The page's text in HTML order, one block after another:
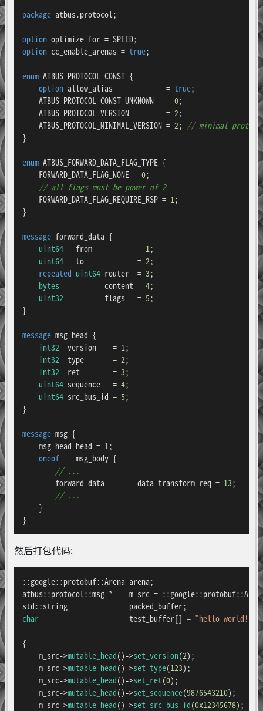
package atbus.protocol;
option
option cc_enable_arenas = true;
enum ATBUS_PROTOCOL_CONST {
option allow_alias             = true;
    ATBUS_PROTOCOL_CONST_UNKNOWN   =
0;
    ATBUS_PROTOCOL_VERSION         =
2;
    ATBUS_PROTOCOL_MINIMAL_VERSION =
2; // minimal
}
enum ATBUS_FORWARD_DATA_FLAG_TYPE {
    FORWARD_DATA_FLAG_NONE =
0;
// all flags must be power of 2
    FORWARD_DATA_FLAG_REQUIRE_RSP =
1 ;
}
message forward_data {
uint64
   from           =
1 ;
uint64
   to             =
2;
repeated uint64 router  = 3;
bytes
           content =
4;
uint32
          flags   =
5;
}
message msg_head {
int32
  version    =
1 ;
int32
  type       =
2;
int32
  ret        =
3;
uint64 sequence   = 4;
uint64 src_bus_id = 5;
}
message msg {
    msg_head head =
1 ;
oneof
    msg_body {
// ...
        forward_data        data_transform_req =
13;
// ...
    }
}
然后打包代码:
::google::protobuf::Arena arena;
atbus::protocol::msg *    m_src =
char
                      test_buffer[] =
"hello world!"
{
    m_src->
mutable_head()->set_version(2);
    m_src->
mutable_head()->set_type(123);
    m_src->
mutable_head()->set_ret(0);
    m_src->
mutable_head()->set_sequence(9876543210);
    m_src->
mutable_head()->set_src_bus_id(0x12345678);